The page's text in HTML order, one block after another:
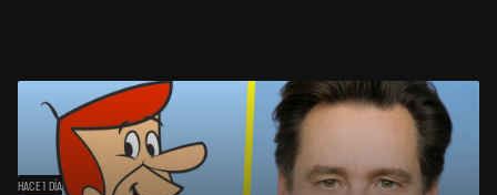
HACE 1 DÍA